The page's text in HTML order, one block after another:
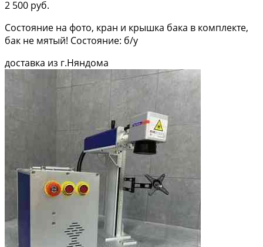
2 500 руб.
Состояние на фото, кран и крышка бака в комплекте,
бак не мятый! Состояние: б/у
доставка из г.Няндома